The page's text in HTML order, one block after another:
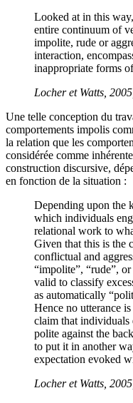
Looked at in this
entire continuum of
impolite, rude or
interaction,
inappropriate forms
Locher et Watts,
Une telle conception du
comportements impolis
la relation que les
considérée comme
construction discursive,
en fonction de la situation :
Depending upon the
which individuals
relational work to
Given that this is the
conflictual and
“impolite”, “rude”,
valid to classify
as automatically
Hence no utterance
claim that individuals
polite against the
to put it in another
expectation evoked
Locher et Watts,